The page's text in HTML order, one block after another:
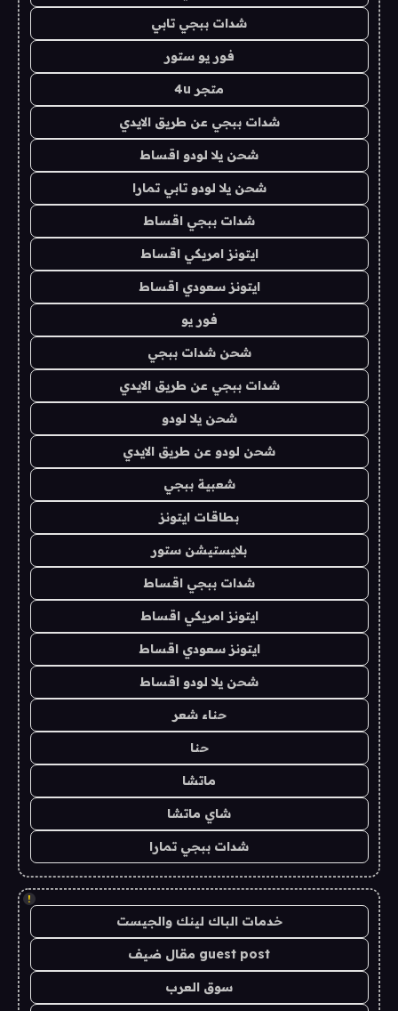
شدات ببجي تابي
فور يو ستور
متجر 4u
شدات ببجي عن طريق الايدي
شحن يلا لودو اقساط
شحن يلا لودو تابي تمارا
شدات ببجي اقساط
ايتونز امريكي اقساط
ايتونز سعودي اقساط
فور يو
شحن شدات ببجي
شدات ببجي عن طريق الايدي
شحن يلا لودو
شحن لودو عن طريق الايدي
شعبية ببجي
بطاقات ايتونز
بلايستيشن ستور
شدات ببجي اقساط
ايتونز امريكي اقساط
ايتونز سعودي اقساط
شحن يلا لودو اقساط
حناء شعر
حنا
ماتشا
شاي ماتشا
شدات ببجي تمارا
!
خدمات الباك لينك والجيست
guest post مقال ضيف
سوق العرب